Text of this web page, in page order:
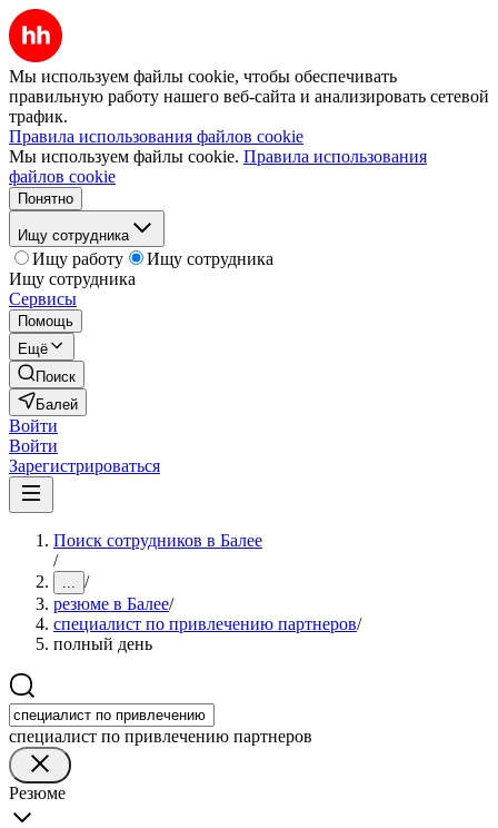
Мы используем файлы cookie, чтобы обеспечивать
правильную работу нашего веб-сайта и анализировать сетевой
трафик.
Правила использования файлов cookie
Мы используем файлы cookie. Правила использования
файлов cookie
Понятно
Ищу сотрудника
Ищу работу
Ищу сотрудника
Ищу сотрудника
Сервисы
Помощь
Ещё
Поиск
Балей
Войти
Войти
Зарегистрироваться
Поиск сотрудников в Балее
/
... /
резюме в Балее/
специалист по привлечению партнеров/
полный день
специалист по привлечению партнеров
Резюме